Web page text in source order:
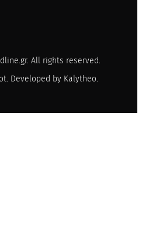
All rights reserved.
. Developed by Kalytheo.